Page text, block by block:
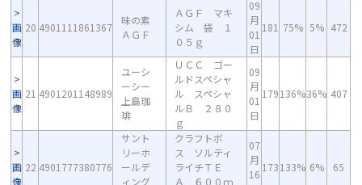
画
像
20 4901111861367
味の素
ＡＧＦ
ＡＧＦ マキ
シム 袋 １
０５ｇ
09
月
01
日
181 75% 5% 472
画
像
21 4901201148989
ユーシ
ーシー
上島珈
琲
ＵＣＣ ゴー
ルドスペシャ
ル スペシャ
ルＢ ２８０
ｇ
09
月
01
日
179136%36% 407
画
像
22 4901777380776
サント
リーホ
ールデ
ィング
クラフトボ
ス ソルティ
ライチＴＥ
Ａ ６００ｍ
07
月
16
173133% 6% 65